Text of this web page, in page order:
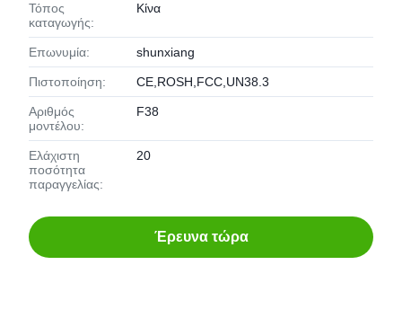
Τόπος
καταγωγής:
Κίνα
Επωνυμία: shunxiang
Πιστοποίηση: CE,ROSH,FCC,UN38.3
Αριθμός
μοντέλου:
F38
Ελάχιστη
ποσότητα
παραγγελίας:
20
Έρευνα τώρα